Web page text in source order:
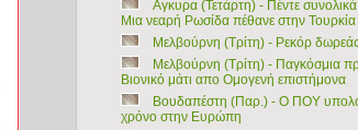
Αγκυρα (Τετάρτη) - Πέντε
Μια νεαρή Ρωσίδα πέθανε στην
Μελβούρνη (Τρίτη) - Ρεκόρ
Μελβούρνη (Τρίτη) - Παγκόσμια
Βιονικό μάτι απο Ομογενή επιστήμονα
Βουδαπέστη (Παρ.) - Ο ΠΟΥ
χρόνο στην Ευρώπη